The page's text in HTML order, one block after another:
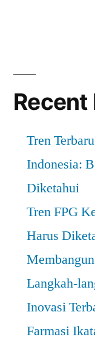
Recent
Tren
Indonesia:
Diketahui
Tren FPG
Harus
Langkah-
Inovasi
Farmasi